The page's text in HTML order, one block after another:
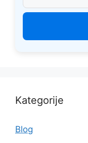
Kategorije
Blog